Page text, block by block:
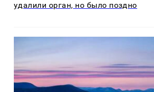
удалили орган, но было поздно